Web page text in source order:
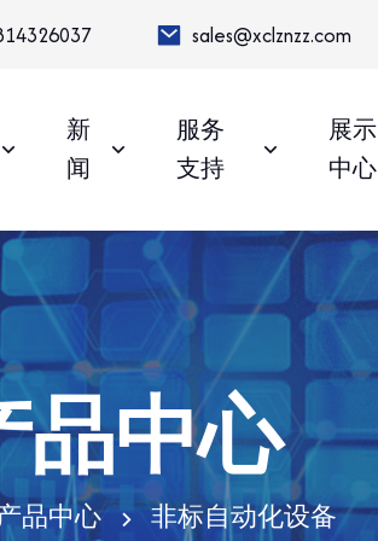
sales@xclznzz.com
新
闻
服务
支持
展示
中心
品中心
品中心 非标自动化设备